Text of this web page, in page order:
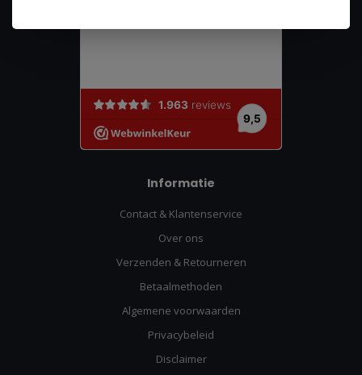
Informatie
Contact & Klantenservice
Over ons
Verzenden & Retourneren
Betaalmethoden
Algemene voorwaarden
Privacybeleid
Disclaimer